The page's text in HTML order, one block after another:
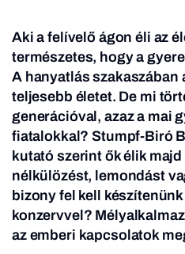
Aki a felívelő ágon éli az
természetes, hogy a
A hanyatlás szakaszában
teljesebb életet. De mi
generációval, azaz a mai
fiatalokkal? Stumpf-Biró
kutató szerint ők élik
nélkülözést, lemondást
bizony fel kell
konzervvel?
az emberi kapcsolatok